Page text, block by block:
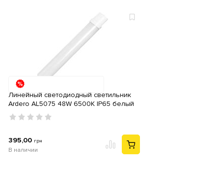
Линейный светодиодный светильник
Ardero AL5075 48W 6500К IP65 белый
395,00 грн
В наличии